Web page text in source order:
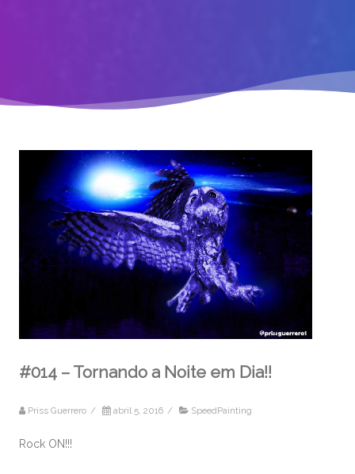
#014 – Tornando a Noite em Dia!!
Priss Guerrero / abril 5, 2016 / SpeedPainting
Rock ON!!!